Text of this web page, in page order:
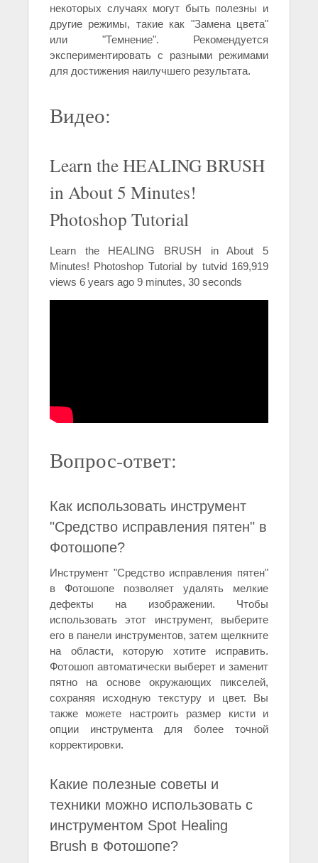
некоторых случаях могут быть полезны и
другие режимы, такие как "Замена цвета"
или "Темнение". Рекомендуется
экспериментировать с разными режимами
для достижения наилучшего результата.
Видео:
Learn the HEALING BRUSH
in About 5 Minutes!
Photoshop Tutorial
Learn the HEALING BRUSH in About 5
Minutes! Photoshop Tutorial by tutvid 169,919
views 6 years ago 9 minutes, 30 seconds
Вопрос-ответ:
Как использовать инструмент
"Средство исправления пятен" в
Фотошопе?
Инструмент "Средство исправления пятен"
в Фотошопе позволяет удалять мелкие
дефекты на изображении. Чтобы
использовать этот инструмент, выберите
его в панели инструментов, затем щелкните
на области, которую хотите исправить.
Фотошоп автоматически выберет и заменит
пятно на основе окружающих пикселей,
сохраняя исходную текстуру и цвет. Вы
также можете настроить размер кисти и
опции инструмента для более точной
корректировки.
Какие полезные советы и
техники можно использовать с
инструментом Spot Healing
Brush в Фотошопе?